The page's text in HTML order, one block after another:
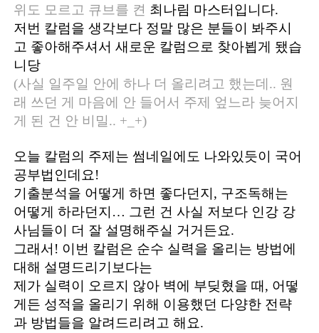
위도 모르고 큐브를 켠 최나림 마스터입니다.
저번 칼럼을 생각보다 정말 많은 분들이 봐주시
고 좋아해주셔서 새로운 칼럼으로 찾아뵙게 됐습
니당
(사실 일주일 안에 하나 더 올리려고 했는데.. 원
래 쓰던 게 마음에 안 들어서 주제 엎느라 늦어지
게 된 건 안 비밀.. +_+)
오늘 칼럼의 주제는 썸네일에도 나와있듯이 국어
공부법인데요!
기출분석을 어떻게 하면 좋다던지, 구조독해는
어떻게 하라던지… 그런 건 사실 저보다 인강 강
사님들이 더 잘 설명해주실 거거든요.
그래서! 이번 칼럼은 순수 실력을 올리는 방법에
대해 설명드리기보다는
제가 실력이 오르지 않아 벽에 부딪혔을 때, 어떻
게든 성적을 올리기 위해 이용했던 다양한 전략
과 방법들을 알려드리려고 해요.